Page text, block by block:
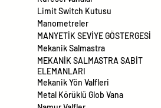
Limit Switch Kutusu
Manometreler
MANYETİK SEVİYE GÖSTERGESİ
Mekanik Salmastra
MEKANİK SALMASTRA SABİT
ELEMANLARI
Mekanik Yön Valfleri
Metal Körüklü Glob Vana